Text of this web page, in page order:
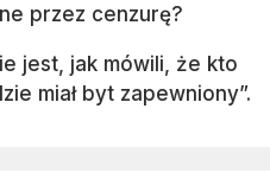
przez cenzurę?
jest, jak mówili, że kto
miał byt zapewniony”.